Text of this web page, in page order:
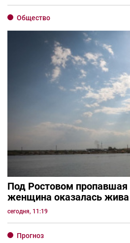
Общество
Под Ростовом пропавшая
женщина оказалась жива
сегодня, 11:19
Прогноз